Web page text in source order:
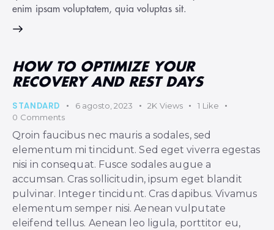
enim ipsam voluptatem, quia voluptas sit.
HOW TO OPTIMIZE YOUR
RECOVERY AND REST DAYS
STANDARD 6 agosto, 2023 2K Views 1 Like
0 Comments
Qroin faucibus nec mauris a sodales, sed
elementum mi tincidunt. Sed eget viverra egestas
nisi in consequat. Fusce sodales augue a
accumsan. Cras sollicitudin, ipsum eget blandit
pulvinar. Integer tincidunt. Cras dapibus. Vivamus
elementum semper nisi. Aenean vulputate
eleifend tellus. Aenean leo ligula, porttitor eu,